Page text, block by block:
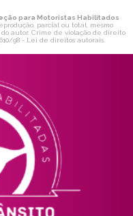
para Motoristas Habilitados
parcial ou total, mesmo
autor. Crime de violação de direito
98 - Lei de direitos autorais.